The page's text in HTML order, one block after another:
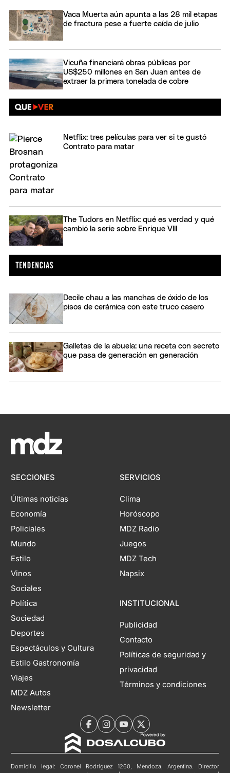
Vaca Muerta aún apunta a las 28 mil etapas
de fractura pese a fuerte caída de julio
Vicuña financiará obras públicas por
US$250 millones en San Juan antes de
extraer la primera tonelada de cobre
Netflix: tres películas para ver si te gustó
Contrato para matar
The Tudors en Netflix: qué es verdad y qué
cambió la serie sobre Enrique VIII
Decile chau a las manchas de óxido de los
pisos de cerámica con este truco casero
Galletas de la abuela: una receta con secreto
que pasa de generación en generación
SECCIONES
Últimas noticias
Economía
Policiales
Mundo
Estilo
Vinos
Sociales
Política
Sociedad
Deportes
Espectáculos y Cultura
Estilo Gastronomía
Viajes
MDZ Autos
Newsletter
SERVICIOS
Clima
Horóscopo
MDZ Radio
Juegos
MDZ Tech
Napsix
INSTITUCIONAL
Publicidad
Contacto
Políticas de seguridad y
privacidad
Términos y condiciones
Domicilio legal: Coronel Rodríguez 1260, Mendoza, Argentina. Director